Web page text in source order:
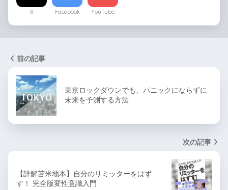
X Facebook YouTube
前の記事
東京ロックダウンでも、パニックにならずに
未来を予測する方法
次の記事
【詳解苫米地本】自分のリミッターをはず
す！ 完全版変性意識入門